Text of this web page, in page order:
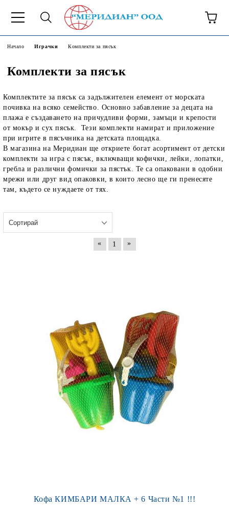
Начало Играчки Комплекти за пясък
Комплекти за пясък
Комплектите за пясък са задължителен елемент от морската
почивка на всяко семейство. Основно забавление за децата на
плажа е създаването на причудливи форми, замъци и крепости
от мокър и сух пясък. Тези комплекти намират и приложение
при игрите в пясъчника на детската площадка.
В магазина на Меридиан ще откриете богат асортимент от детски
комплекти за игра с пясък, включващи кофички, лейки, лопатки,
гребла и различни фомички за пястък. Те са опаковани в одобни
мрежи или друг вид опаковки, в които лесно ще ги пренесяте
там, където се нуждаете от тях.
« 1 »
Кофа КИМБАРИ МАЛКА + 6 Части №1 !!!